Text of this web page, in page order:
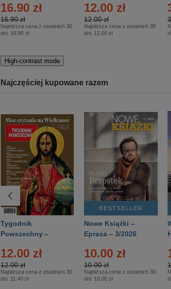
16.90 zł
16.90 zł
Najniższa cena z ostatnich 30
dni: 16.90 zł
12.00 zł
12.00 zł
Najniższa cena z ostatnich 30
dni: 12.00 zł
High-contrast mode
Najczęściej kupowane razem
Tygodnik
Powszechny –
12.00 zł
12.00 zł
Najniższa cena z ostatnich 30
dni: 11.40 zł
BESTSELLER
Nowe Książki –
Eprasa – 3/2026
10.00 zł
10.00 zł
Najniższa cena z ostatnich 30
dni: 10.00 zł